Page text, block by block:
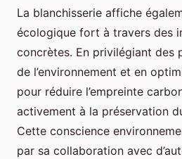
La blanchisserie affiche
écologique fort à travers des
concrètes. En privilégiant des
de l’environnement et en
pour réduire l’empreinte
activement à la préservation
Cette conscience
par sa collaboration avec